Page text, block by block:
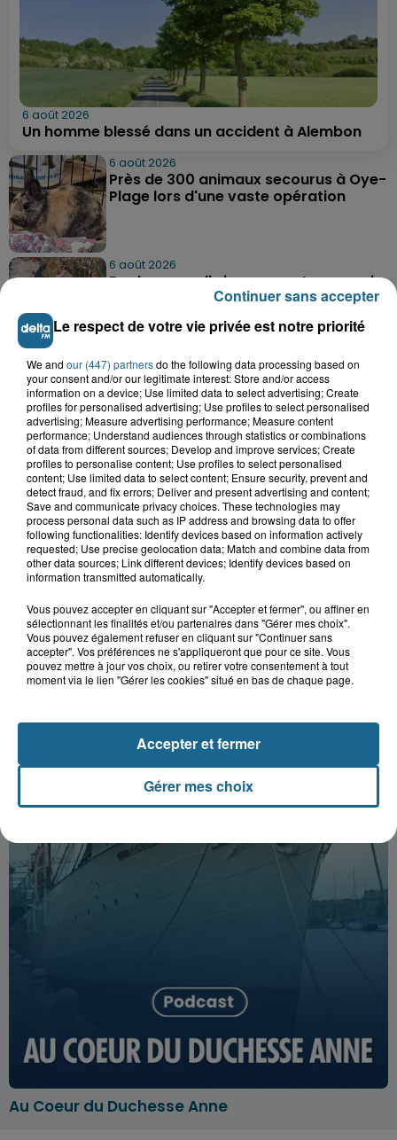
6 août 2026
Un homme blessé dans un accident à Alembon
6 août 2026
Près de 300 animaux secourus à Oye-
Plage lors d'une vaste opération
6 août 2026
Dunkerque : dix jeunes vont parcourir
9 000 km pour rencontrer...
6 août 2026
Blendecques : le jeune garçon de 12
ans qui s'était noyé est...
6 août 2026
Risque incendie dans le Nord : ce que
vous ne pouvez plus faire
NOS AUTRES PODCASTS
Au Coeur du Duchesse Anne
Le respect de votre vie privée est notre priorité
We and our (447) partnersdo the following data processing based on
your consent and/or our legitimate interest: Store and/or access
information on a device; Use limited data to select advertising; Create
profiles for personalised advertising; Use profiles to select personalised
advertising; Measure advertising performance; Measure content
performance; Understand audiences through statistics or combinations
of data from different sources; Develop and improve services; Create
profiles to personalise content; Use profiles to select personalised
content; Use limited data to select content; Ensure security, prevent and
detect fraud, and fix errors; Deliver and present advertising and content;
Save and communicate privacy choices. These technologies may
process personal data such as IP address and browsing data to offer
following functionalities: Identify devices based on information actively
requested; Use precise geolocation data; Match and combine data from
other data sources; Link different devices; Identify devices based on
information transmitted automatically.
Vous pouvez accepter en cliquant sur "Accepter et fermer", ou affiner en
sélectionnant les finalités et/ou partenaires dans "Gérer mes choix".
Vous pouvez également refuser en cliquant sur "Continuer sans
accepter". Vos préférences ne s'appliqueront que pour ce site. Vous
pouvez mettre à jour vos choix, ou retirer votre consentement à tout
moment via le lien "Gérer les cookies" situé en bas de chaque page.
Gérer mes choix
Accepter et fermer
Continuer sans accepter